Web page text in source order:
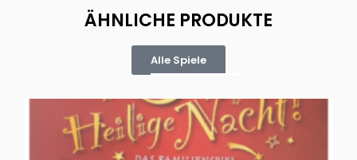
ÄHNLICHE PRODUKTE
Alle Spiele